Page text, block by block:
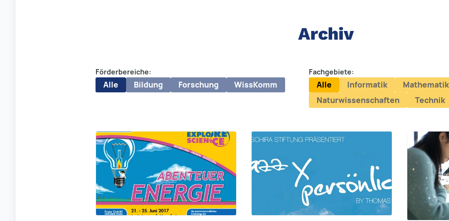
Archiv
Förderbereiche:
Alle Bildung Forschung WissKomm
Fachgebiete:
Alle Informatik
Mathematik
Naturwissenschaften
Technik